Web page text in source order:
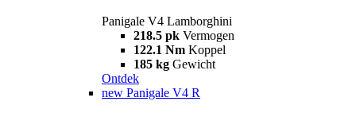
Panigale V4 Lamborghini
218.5 pk Vermogen
122.1 Nm Koppel
185 kg Gewicht
Ontdek
new Panigale V4 R